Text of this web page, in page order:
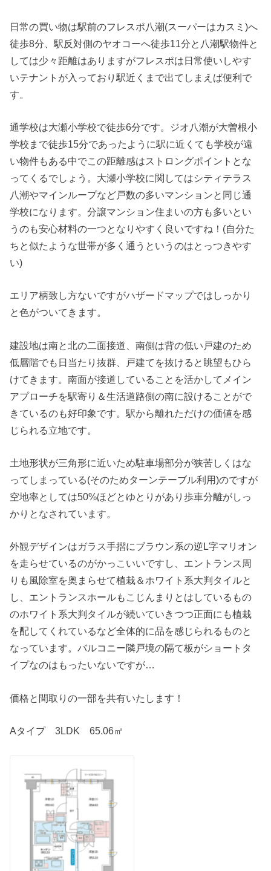
日常の買い物は駅前のフレスポ八潮(スーパーはカスミ)へ
徒歩8分、駅反対側のヤオコーへ徒歩11分と八潮駅物件と
しては少々距離はありますがフレスポは日常使いしやす
いテナントが入っており駅近くまで出てしまえば便利で
す。
通学校は大瀬小学校で徒歩6分です。ジオ八潮が大曽根小
学校まで徒歩15分であったように駅に近くても学校が遠
い物件もある中でこの距離感はストロングポイントとな
ってくるでしょう。大瀬小学校に関してはシティテラス
八潮やマインループなど戸数の多いマンションと同じ通
学校になります。分譲マンション住まいの方も多いとい
うのも安心材料の一つとなりやすく良いですね！(自分た
ちと似たような世帯が多く通うというのはとっつきやす
い)
エリア柄致し方ないですがハザードマップではしっかり
と色がついてきます。
建設地は南と北の二面接道、南側は背の低い戸建のため
低層階でも日当たり抜群、戸建てを抜けると眺望もひら
けてきます。南面が接道していることを活かしてメイン
アプローチを駅寄り＆生活道路側の南に設けることがで
きているのも好印象です。駅から離れただけの価値を感
じられる立地です。
土地形状が三角形に近いため駐車場部分が狭苦しくはな
ってしまっている(そのためターンテーブル利用)のですが
空地率としては50%ほどとゆとりがあり歩車分離がしっ
かりとなされています。
外観デザインはガラス手摺にブラウン系の逆L字マリオン
を走らせているのがかっこいいですし、エントランス周
りも風除室を奥まらせて植栽＆ホワイト系大判タイルと
し、エントランスホールもこじんまりとはしているもの
のホワイト系大判タイルが続いていきつつ正面にも植栽
を配してくれているなど全体的に品を感じられるものと
なっています。バルコニー隣戸境の隔て板がショートタ
イプなのはもったいないですが…
価格と間取りの一部を共有いたします！
Aタイプ 3LDK 65.06㎡